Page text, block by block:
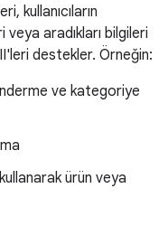
kullanıcıların
aradıkları bilgileri
destekler. Örneğin:
ve kategoriye
ürün veya